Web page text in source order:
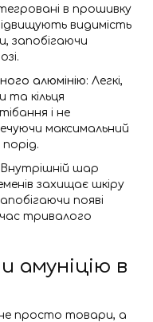
в прошивку
видимість
запобігаючи
алюмінію: Легкі,
та кільця
і не
максимальний
Внутрішній шар
захищає шкіру
появі
тривалого
амуніцію в
просто товари, а